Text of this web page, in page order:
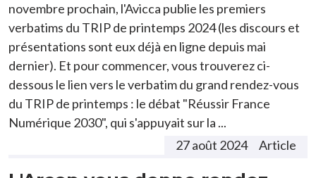
novembre prochain, l'Avicca publie les premiers
verbatims du TRIP de printemps 2024 (les discours et
présentations sont eux déjà en ligne depuis mai
dernier). Et pour commencer, vous trouverez ci-
dessous le lien vers le verbatim du grand rendez-vous
du TRIP de printemps : le débat "Réussir France
Numérique 2030", qui s'appuyait sur la ...
27 août 2024
Article